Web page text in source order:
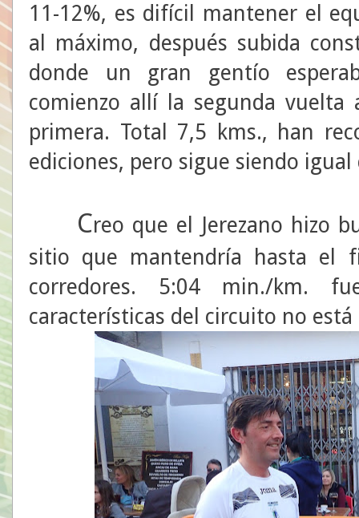
11-12%, es difícil mantener el
al máximo, después subida
donde un gran gentío
comienzo allí la segunda
primera. Total 7,5 kms., han
ediciones, pero sigue siendo
Creo que el Jerezano hizo
sitio que mantendría hasta el
corredores. 5:04 min./km.
características del circuito no